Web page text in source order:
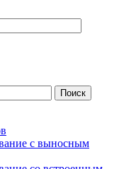
с выносным